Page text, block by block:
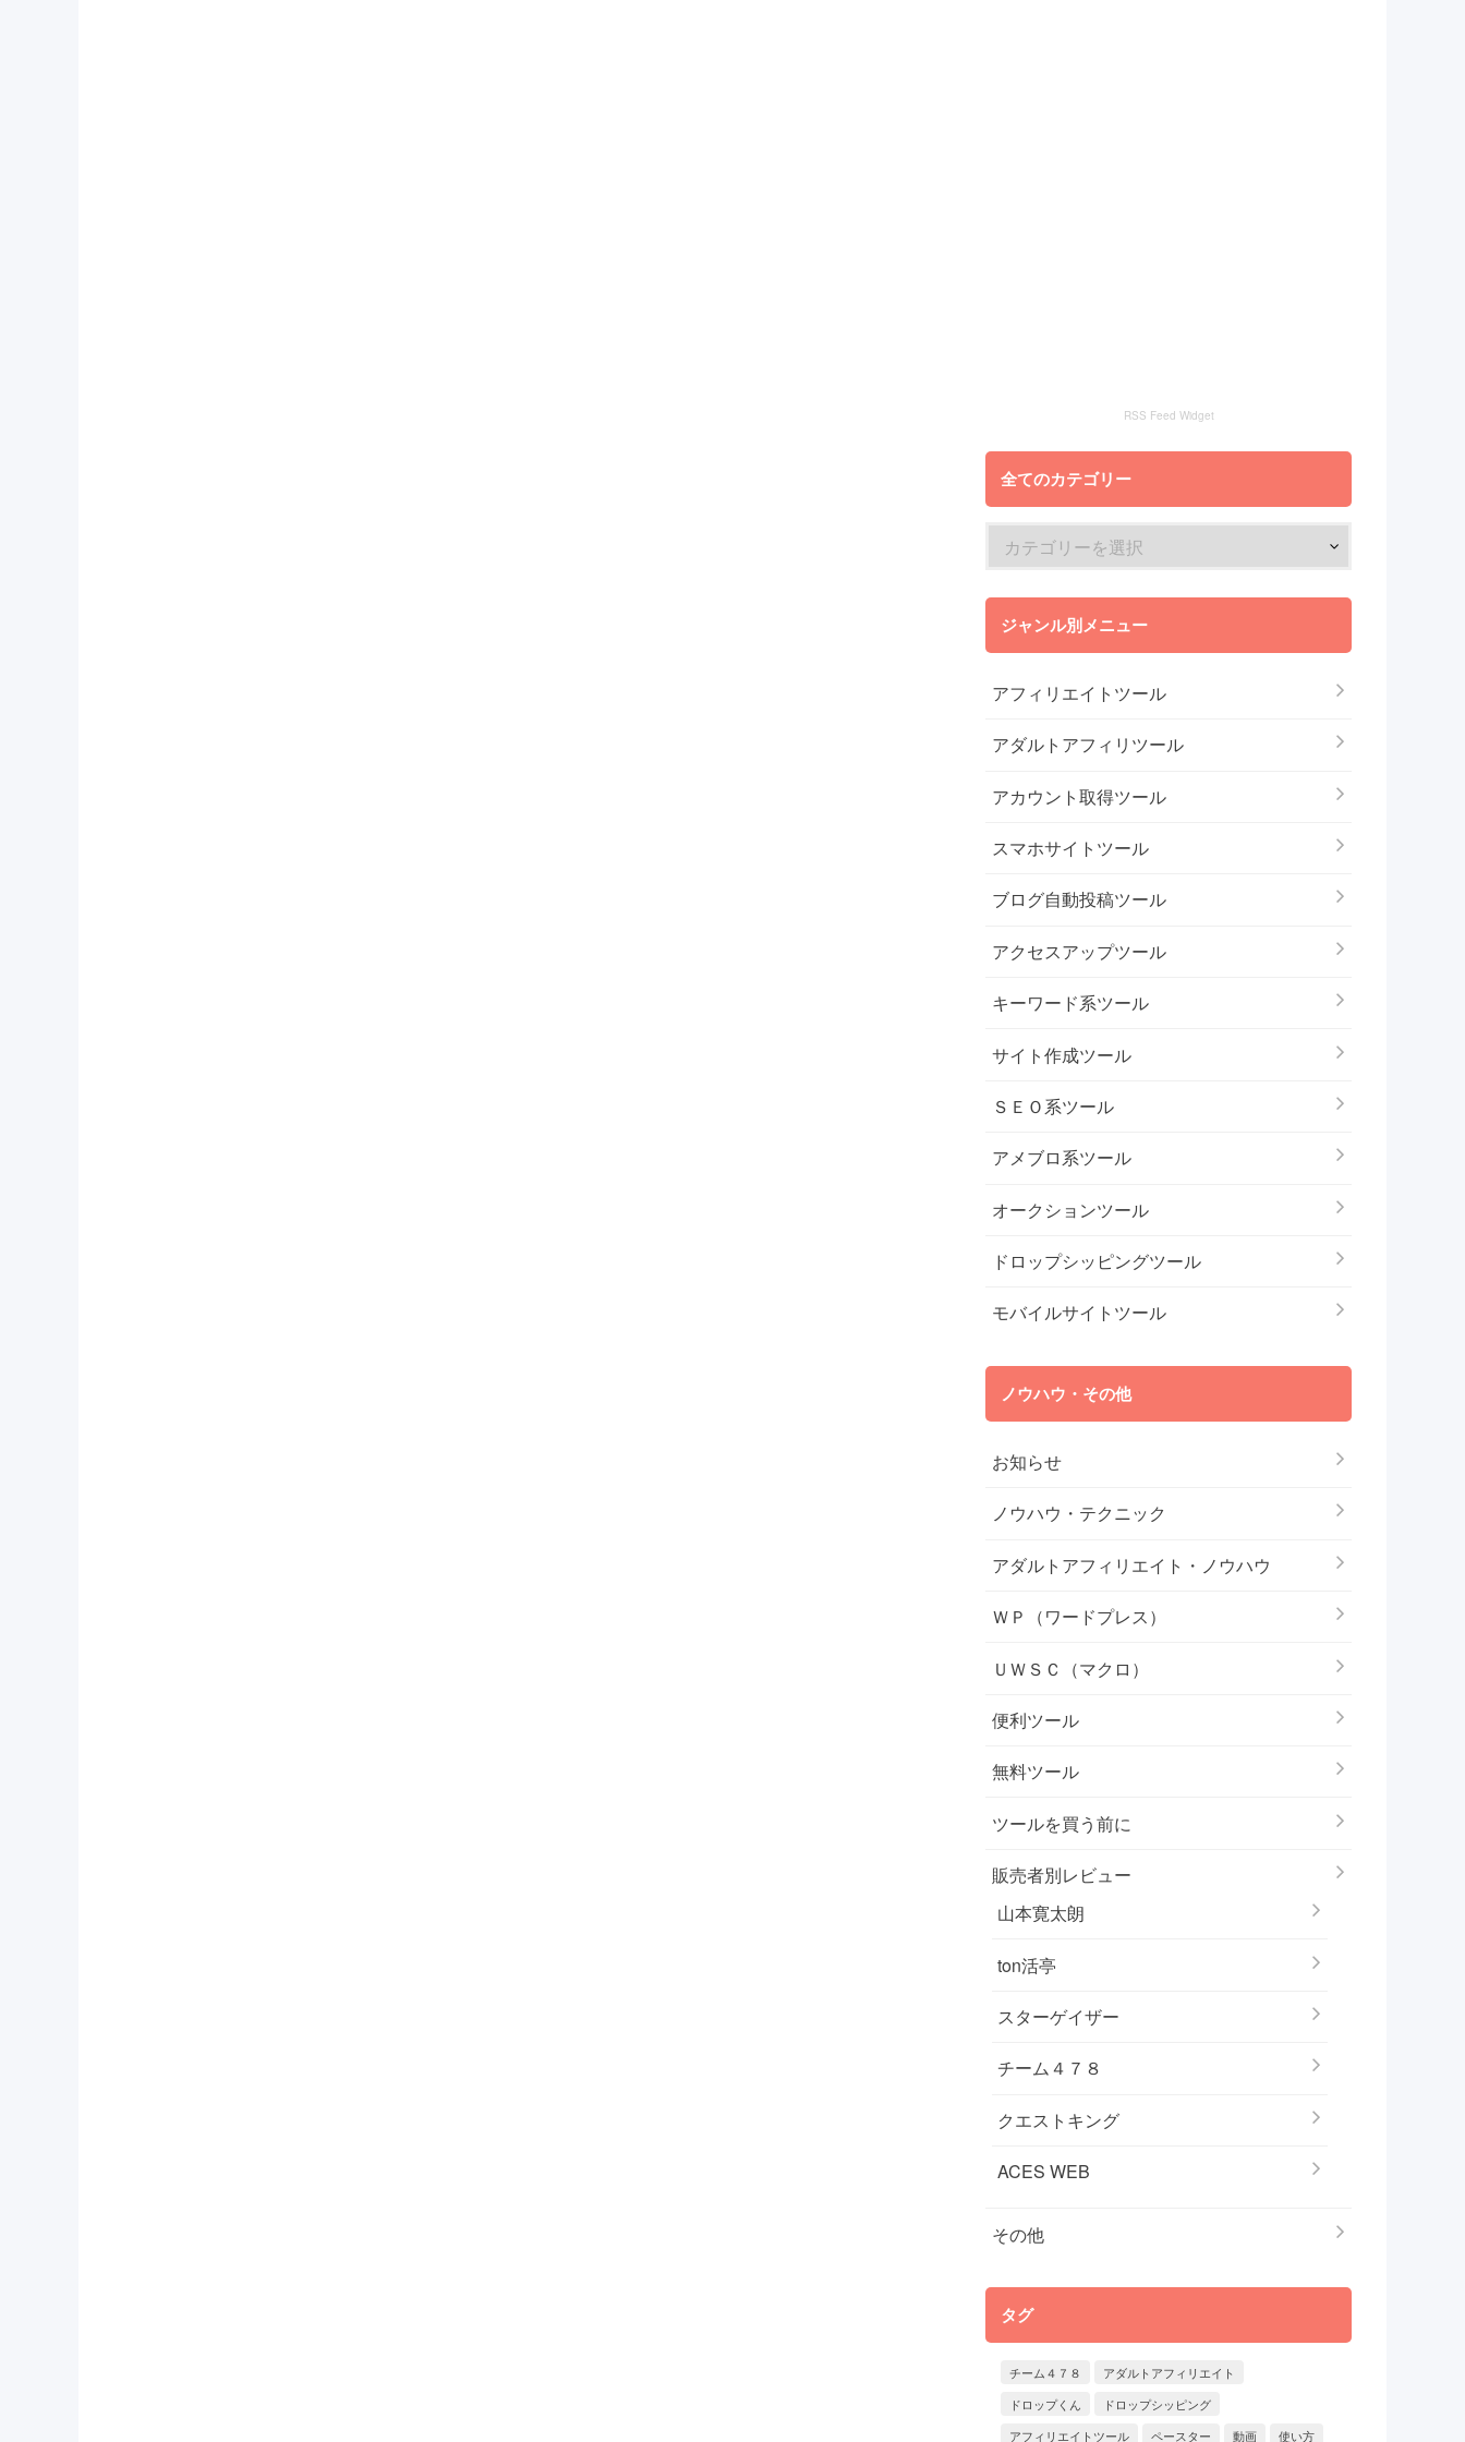
RSS Feed Widget
全てのカテゴリー
ジャンル別メニュー
アフィリエイトツール
アダルトアフィリツール
アカウント取得ツール
スマホサイトツール
ブログ自動投稿ツール
アクセスアップツール
キーワード系ツール
サイト作成ツール
ＳＥＯ系ツール
アメブロ系ツール
オークションツール
ドロップシッピングツール
モバイルサイトツール
ノウハウ・その他
お知らせ
ノウハウ・テクニック
アダルトアフィリエイト・ノウハウ
ＷＰ（ワードプレス）
ＵＷＳＣ（マクロ）
便利ツール
無料ツール
ツールを買う前に
販売者別レビュー
山本寛太朗
ton活亭
スターゲイザー
チーム４７８
クエストキング
ACES WEB
その他
タグ
チーム４７８
アダルトアフィリエイト
ドロップくん
ドロップシッピング
アフィリエイトツール
ペースター 動画 使い方